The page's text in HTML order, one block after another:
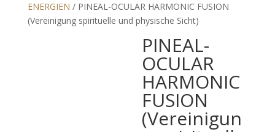
ENERGIEN / PINEAL-OCULAR HARMONIC FUSION
(Vereinigung spirituelle und physische Sicht)
PINEAL-
OCULAR
HARMONIC
FUSION
(Vereinigun